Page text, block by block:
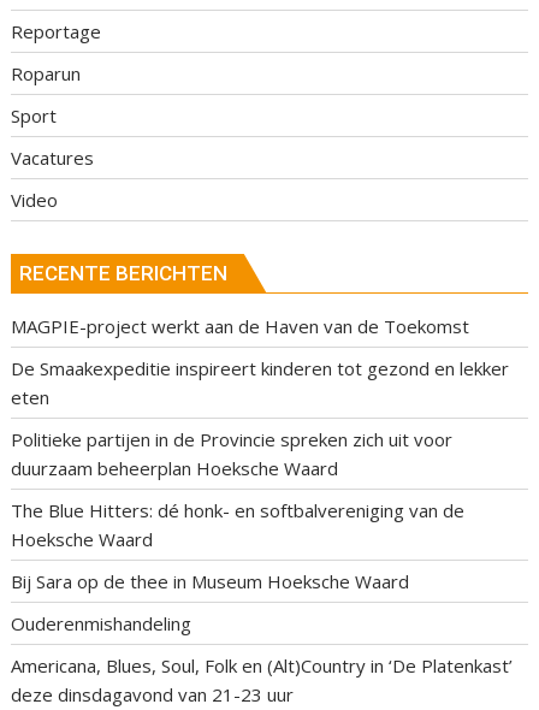
Reportage
Roparun
Sport
Vacatures
Video
RECENTE BERICHTEN
MAGPIE-project werkt aan de Haven van de Toekomst
De Smaakexpeditie inspireert kinderen tot gezond en lekker
eten
Politieke partijen in de Provincie spreken zich uit voor
duurzaam beheerplan Hoeksche Waard
The Blue Hitters: dé honk- en softbalvereniging van de
Hoeksche Waard
Bij Sara op de thee in Museum Hoeksche Waard
Ouderenmishandeling
Americana, Blues, Soul, Folk en (Alt)Country in ‘De Platenkast’
deze dinsdagavond van 21-23 uur